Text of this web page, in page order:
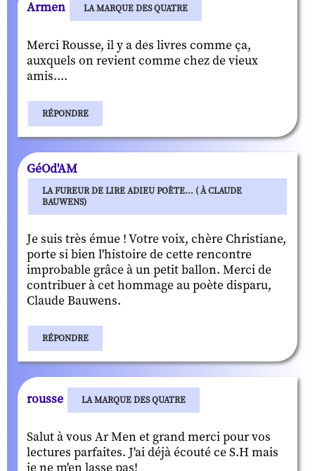
Armen LA MARQUE DES QUATRE
Merci Rousse, il y a des livres comme ça,
auxquels on revient comme chez de vieux
amis....
RÉPONDRE
GéOd'AM
LA FUREUR DE LIRE ADIEU POÈTE... ( À CLAUDE
BAUWENS)
Je suis très émue ! Votre voix, chère Christiane,
porte si bien l'histoire de cette rencontre
improbable grâce à un petit ballon. Merci de
contribuer à cet hommage au poète disparu,
Claude Bauwens.
RÉPONDRE
rousse LA MARQUE DES QUATRE
Salut à vous Ar Men et grand merci pour vos
lectures parfaites. J'ai déjà écouté ce S.H mais